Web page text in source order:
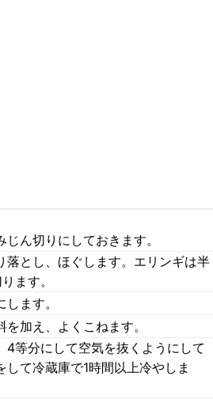
ん切りにしておきます。
落とし、ほぐします。エリンギは半
ます。
ます。
加え、よくこねます。
4等分にして空気を抜くようにして
して冷蔵庫で1時間以上冷やしま